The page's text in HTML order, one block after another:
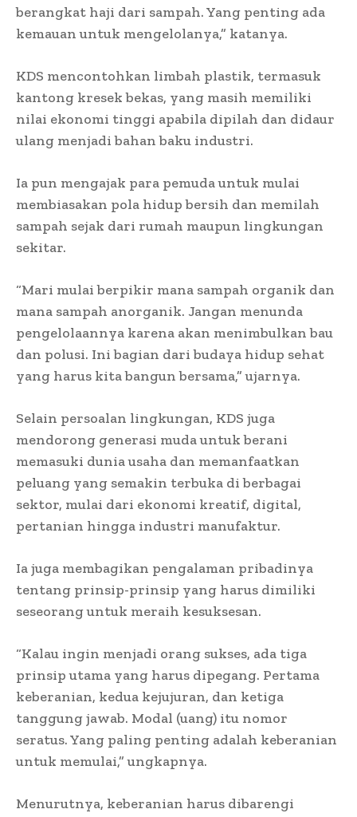
berangkat haji dari sampah. Yang penting ada
kemauan untuk mengelolanya,” katanya.
KDS mencontohkan limbah plastik, termasuk
kantong kresek bekas, yang masih memiliki
nilai ekonomi tinggi apabila dipilah dan didaur
ulang menjadi bahan baku industri.
Ia pun mengajak para pemuda untuk mulai
membiasakan pola hidup bersih dan memilah
sampah sejak dari rumah maupun lingkungan
sekitar.
“Mari mulai berpikir mana sampah organik dan
mana sampah anorganik. Jangan menunda
pengelolaannya karena akan menimbulkan bau
dan polusi. Ini bagian dari budaya hidup sehat
yang harus kita bangun bersama,” ujarnya.
Selain persoalan lingkungan, KDS juga
mendorong generasi muda untuk berani
memasuki dunia usaha dan memanfaatkan
peluang yang semakin terbuka di berbagai
sektor, mulai dari ekonomi kreatif, digital,
pertanian hingga industri manufaktur.
Ia juga membagikan pengalaman pribadinya
tentang prinsip-prinsip yang harus dimiliki
seseorang untuk meraih kesuksesan.
“Kalau ingin menjadi orang sukses, ada tiga
prinsip utama yang harus dipegang. Pertama
keberanian, kedua kejujuran, dan ketiga
tanggung jawab. Modal (uang) itu nomor
seratus. Yang paling penting adalah keberanian
untuk memulai,” ungkapnya.
Menurutnya, keberanian harus dibarengi